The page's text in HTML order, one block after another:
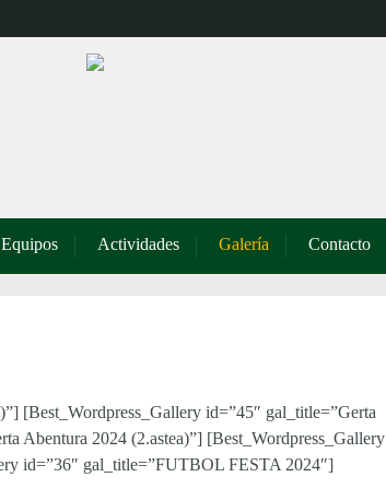
Equipos Actividades Galería Contacto
[Best_Wordpress_Gallery id=”45″ gal_title=”Gerta
Abentura 2024 (2.astea)”] [Best_Wordpress_Gallery
id=”36″ gal_title=”FUTBOL FESTA 2024″]